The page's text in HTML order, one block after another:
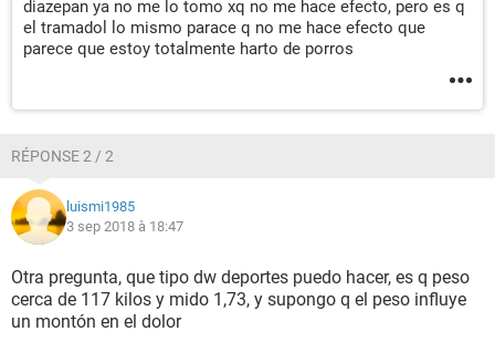
diazepan ya no me lo tomo xq no me hace efecto, pero es q
el tramadol lo mismo parace q no me hace efecto que
parece que estoy totalmente harto de porros
RÉPONSE 2 / 2
luismi1985
3 sep 2018 à 18:47
Otra pregunta, que tipo dw deportes puedo hacer, es q peso
cerca de 117 kilos y mido 1,73, y supongo q el peso influye
un montón en el dolor